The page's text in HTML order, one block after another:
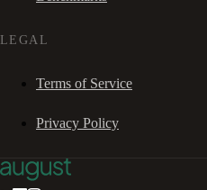
LEGAL
Terms of Service
Privacy Policy